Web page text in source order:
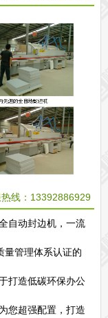
线：13392886929
自动封边机，一流
量管理体系认证的
打造低碳环保办公
您超强配置，打造